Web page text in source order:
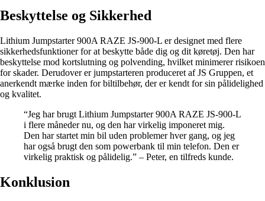
Beskyttelse og Sikkerhed
Lithium Jumpstarter 900A RAZE JS-900-L er designet med flere
sikkerhedsfunktioner for at beskytte både dig og dit køretøj. Den har
beskyttelse mod kortslutning og polvending, hvilket minimerer risikoen
for skader. Derudover er jumpstarteren produceret af JS Gruppen, et
anerkendt mærke inden for biltilbehør, der er kendt for sin pålidelighed
og kvalitet.
“Jeg har brugt Lithium Jumpstarter 900A RAZE JS-900-L
i flere måneder nu, og den har virkelig imponeret mig.
Den har startet min bil uden problemer hver gang, og jeg
har også brugt den som powerbank til min telefon. Den er
virkelig praktisk og pålidelig.” – Peter, en tilfreds kunde.
Konklusion